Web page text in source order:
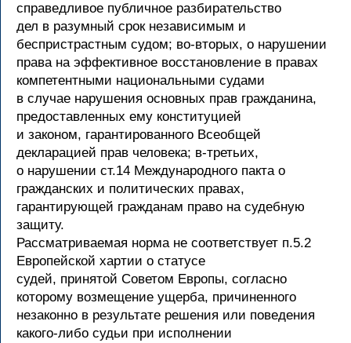
справедливое публичное разбирательство
дел в разумный срок независимым и
беспристрастным судом; во-вторых, о нарушении
права на эффективное восстановление в правах
компетентными национальными судами
в случае нарушения основных прав гражданина,
предоставленных ему конституцией
и законом, гарантированного Всеобщей
декларацией прав человека; в-третьих,
о нарушении ст.14 Международного пакта о
гражданских и политических правах,
гарантирующей гражданам право на судебную
защиту.
Рассматриваемая норма не соответствует п.5.2
Европейской хартии о статусе
судей, принятой Советом Европы, согласно
которому возмещение ущерба, причиненного
незаконно в результате решения или поведения
какого-либо судьи при исполнении